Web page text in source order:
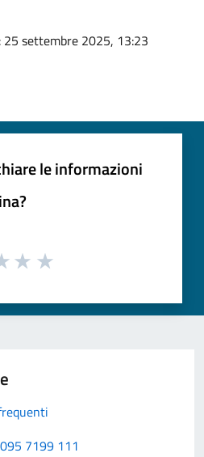
: 25 settembre 2025, 13:23
le informazioni
7199 111